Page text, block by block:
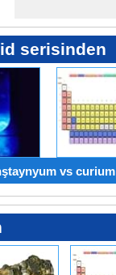
serisinden
vs curium